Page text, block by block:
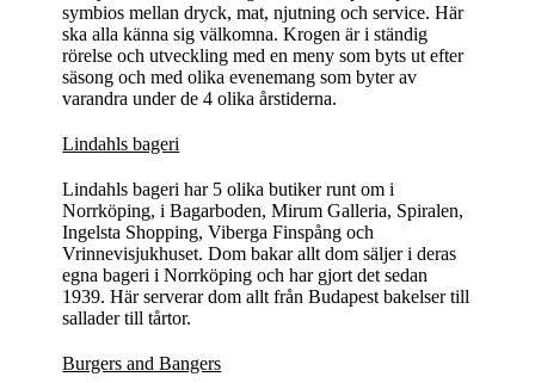
symbios mellan dryck, mat, njutning och service. Här
ska alla känna sig välkomna. Krogen är i ständig
rörelse och utveckling med en meny som byts ut efter
säsong och med olika evenemang som byter av
varandra under de 4 olika årstiderna.
Lindahls bageri
Lindahls bageri har 5 olika butiker runt om i
Norrköping, i Bagarboden, Mirum Galleria, Spiralen,
Ingelsta Shopping, Viberga Finspång och
Vrinnevisjukhuset. Dom bakar allt dom säljer i deras
egna bageri i Norrköping och har gjort det sedan
1939. Här serverar dom allt från Budapest bakelser till
sallader till tårtor.
Burgers and Bangers